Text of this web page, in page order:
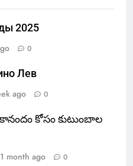
2025
0
Лев
ago 0
కోసం కుటుంబాల
1 month ago 0